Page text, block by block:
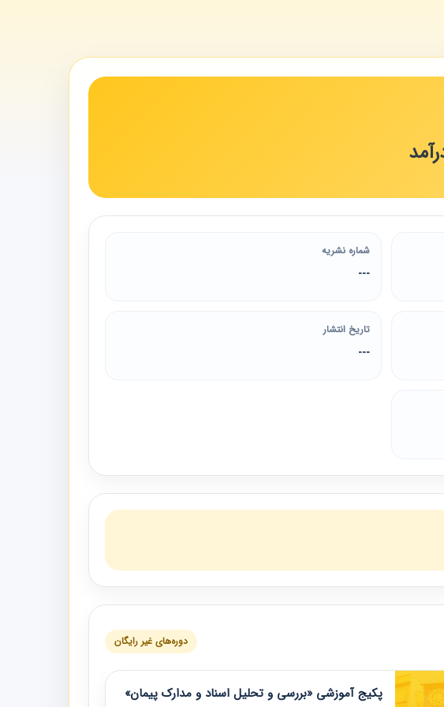
شماره نشریه
---
تاریخ انتشار
---
دوره‌های غیر رایگان
پکیج آموزشی «بررسی و تحلیل اسناد و مدارک پیمان»